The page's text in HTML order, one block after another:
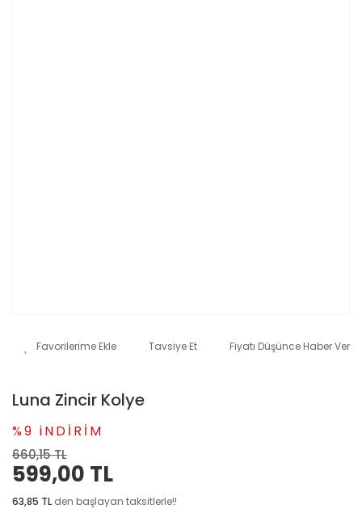
Tavsiye Et Fiyatı Düşünce Haber Ver
Luna Zincir Kolye
%9 iNDİRİM
660,15 TL
599,00 TL
63,85 TL den başlayan taksitlerle!!